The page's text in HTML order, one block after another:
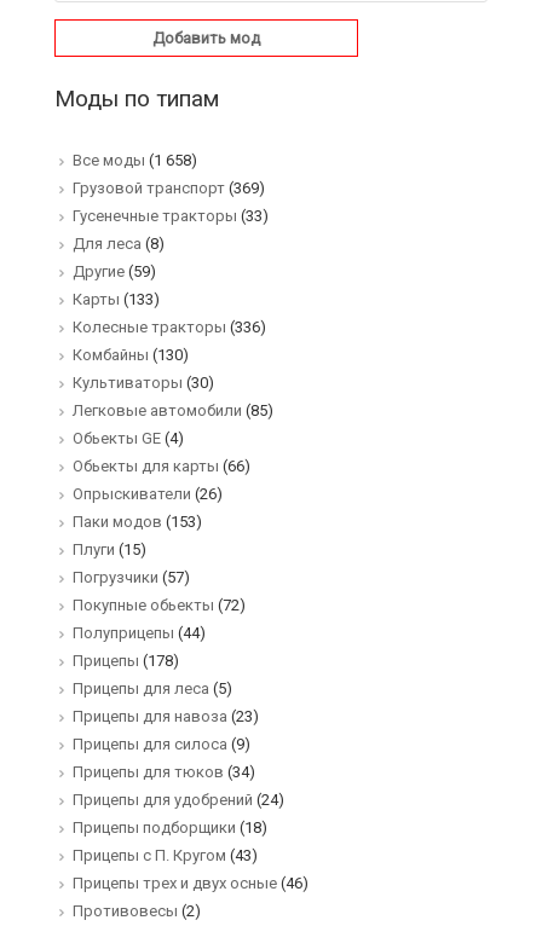
Добавить мод
Моды по типам
Все моды (1 658)
Грузовой транспорт (369)
Гусенечные тракторы (33)
Для леса (8)
Другие (59)
Карты (133)
Колесные тракторы (336)
Комбайны (130)
Культиваторы (30)
Легковые автомобили (85)
Обьекты GE (4)
Обьекты для карты (66)
Опрыскиватели (26)
Паки модов (153)
Плуги (15)
Погрузчики (57)
Покупные обьекты (72)
Полуприцепы (44)
Прицепы (178)
Прицепы для леса (5)
Прицепы для навоза (23)
Прицепы для силоса (9)
Прицепы для тюков (34)
Прицепы для удобрений (24)
Прицепы подборщики (18)
Прицепы с П. Кругом (43)
Прицепы трех и двух осные (46)
Противовесы (2)